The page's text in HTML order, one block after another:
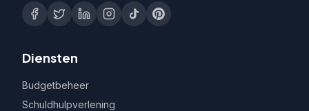
Diensten
Budgetbeheer
Schuldhulpverlening